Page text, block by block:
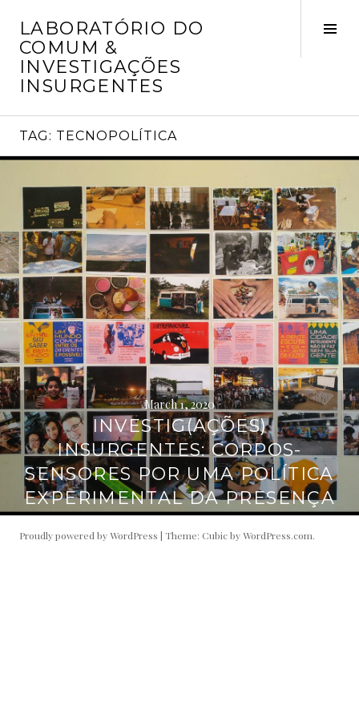
content
LABORATÓRIO DO
COMUM &
INVESTIGAÇÕES
INSURGENTES
TAG: TECNOPOLÍTICA
March 1, 2020
INVESTIG(AÇÕES)
INSURGENTES: CORPOS-
SENSORES POR UMA POLÍTICA
EXPERIMENTAL DA PRESENÇA
Proudly powered by WordPress | Theme: Cubic byWordPress.com.